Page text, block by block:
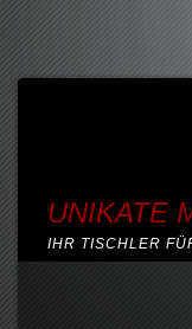
UNIKATE
IHR TISCHLER